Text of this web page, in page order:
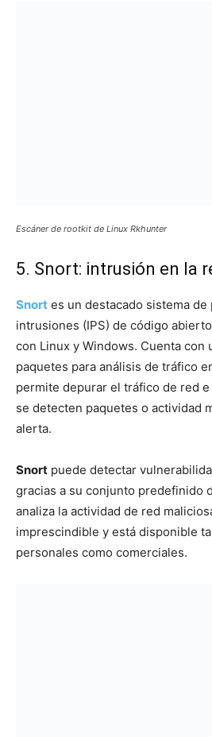
Escáner de rootkit de Linux Rkhunter
5. Snort: intrusión en la
Snort es un destacado sistema
intrusiones (IPS) de código
con Linux y Windows. Cuenta con
paquetes para análisis de tráfico
permite depurar el tráfico de red e
se detecten paquetes o actividad
alerta.
Snort puede detectar
gracias a su conjunto predefinido
analiza la actividad de red
imprescindible y está disponible
personales como comerciales.